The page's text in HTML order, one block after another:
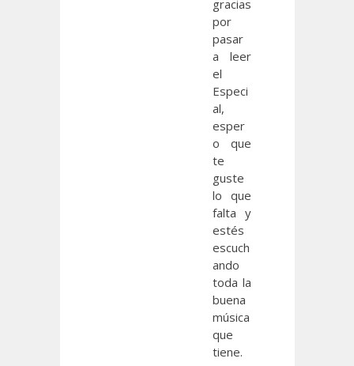
gracias
por
pasar
a leer
el
Especi
al,
esper
o que
te
guste
lo que
falta y
estés
escuch
ando
toda la
buena
música
que
tiene.